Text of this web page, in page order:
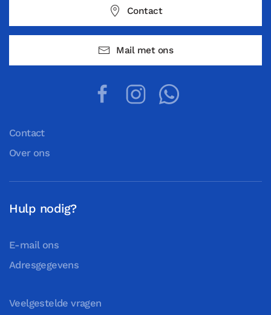
Contact
Mail met ons
Contact
Over ons
Hulp nodig?
E-mail ons
Adresgegevens
Veelgestelde vragen